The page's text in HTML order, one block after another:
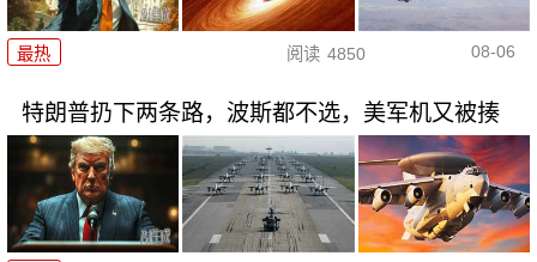
最热 阅读 4850 08-06
特朗普扔下两条路，波斯都不选，美军机又被揍